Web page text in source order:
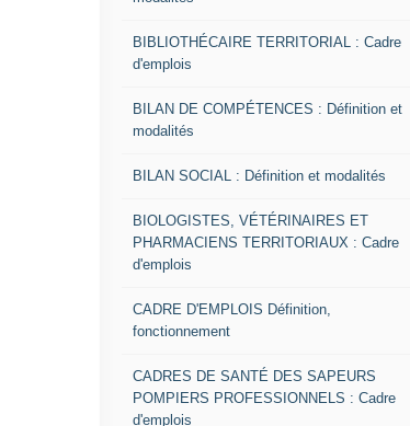
BIBLIOTHÉCAIRE TERRITORIAL : Cadre
d'emplois
BILAN DE COMPÉTENCES : Définition et
modalités
BILAN SOCIAL : Définition et modalités
BIOLOGISTES, VÉTÉRINAIRES ET
PHARMACIENS TERRITORIAUX : Cadre
d'emplois
CADRE D'EMPLOIS Définition,
fonctionnement
CADRES DE SANTÉ DES SAPEURS
POMPIERS PROFESSIONNELS : Cadre
d'emplois